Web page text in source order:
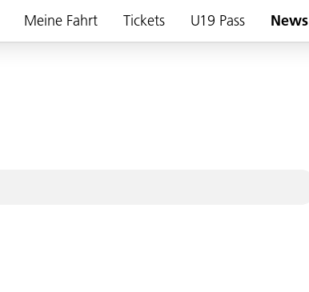
Meine Fahrt Tickets U19 Pass News